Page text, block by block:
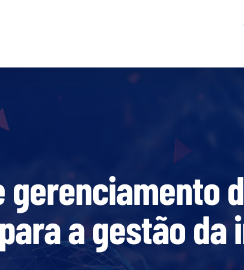
a gestão da